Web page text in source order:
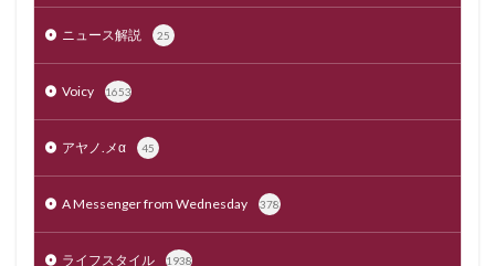
ニュース解説 25
Voicy 1653
アヤノ.メα 45
A Messenger from Wednesday 378
ライフスタイル 1938